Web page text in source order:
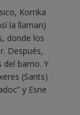
Korrika
la llaman)
donde los
Después,
barrio. Y
(Sants)
y Esne